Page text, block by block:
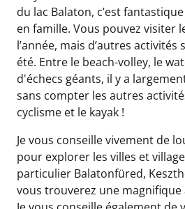
du lac Balaton, c’est
en famille. Vous pouvez visiter
l’année, mais d’autres
été. Entre le beach-volley, le
d'échecs géants, il y a
sans compter les autres
cyclisme et le kayak !
Je vous conseille vivement de
pour explorer les villes et
particulier Balatonfüred,
vous trouverez une magnifique